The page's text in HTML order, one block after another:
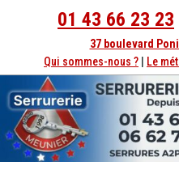
01 43 66 23 23
37 boulevard
Qui sommes-nous ?
Le